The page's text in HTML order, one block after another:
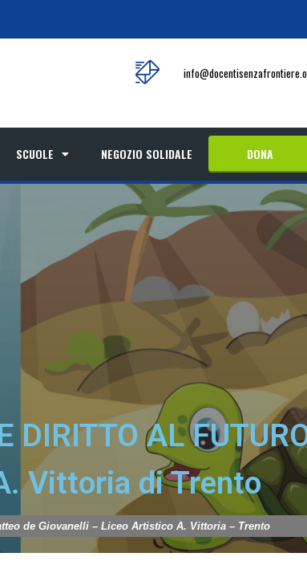
SCUOLE NEGOZIO SOLIDALE DONA
DIRITTO AL
Vittoria di Trento
de Giovanelli – Liceo Artistico A. Vittoria – Trento